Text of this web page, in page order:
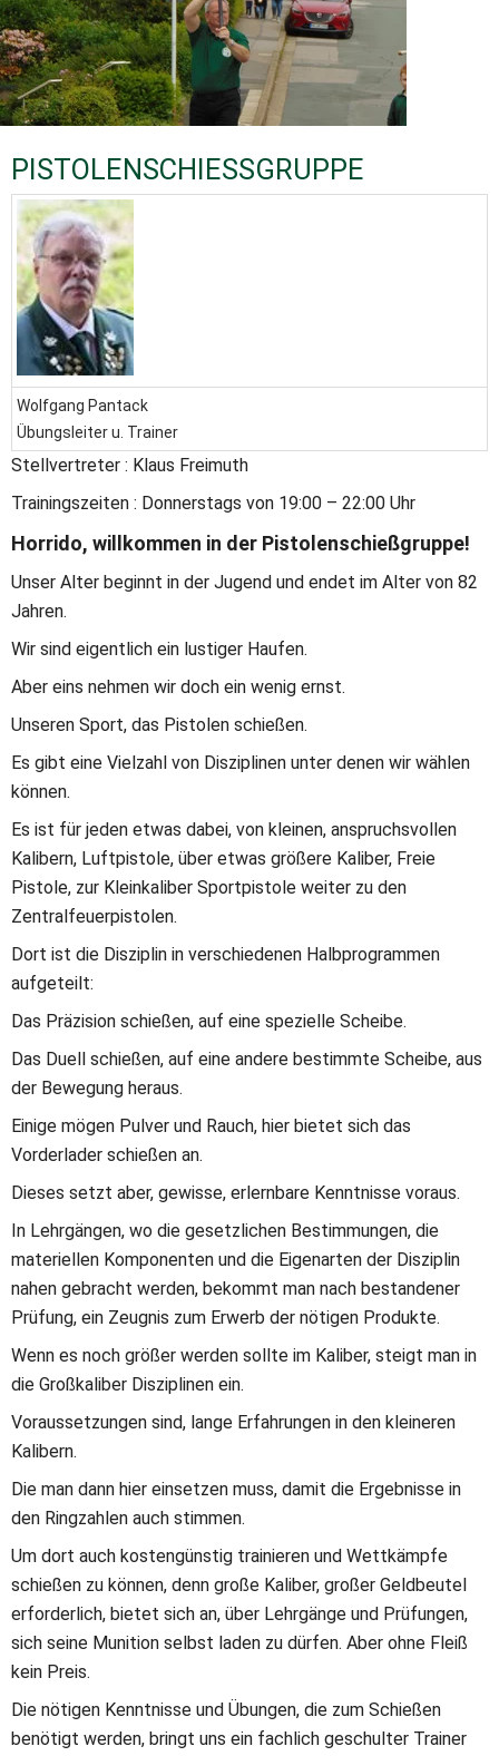
PISTOLENSCHIESSGRUPPE​​
Wolfgang Pantack
Übungsleiter u. Trainer
Stellvertreter : Klaus Freimuth
Trainingszeiten : Donnerstags von 19:00 – 22:00 Uhr
Horrido, willkommen in der Pistolenschießgruppe!
Unser Alter beginnt in der Jugend und endet im Alter von 82
Jahren.
Wir sind eigentlich ein lustiger Haufen.
Aber eins nehmen wir doch ein wenig ernst.
Unseren Sport, das Pistolen schießen.
Es gibt eine Vielzahl von Disziplinen unter denen wir wählen
können.
Es ist für jeden etwas dabei, von kleinen, anspruchsvollen
Kalibern, Luftpistole, über etwas größere Kaliber, Freie
Pistole, zur Kleinkaliber Sportpistole weiter zu den
Zentralfeuerpistolen.
Dort ist die Disziplin in verschiedenen Halbprogrammen
aufgeteilt:
Das Präzision schießen, auf eine spezielle Scheibe.
Das Duell schießen, auf eine andere bestimmte Scheibe, aus
der Bewegung heraus.
Einige mögen Pulver und Rauch, hier bietet sich das
Vorderlader schießen an.
Dieses setzt aber, gewisse, erlernbare Kenntnisse voraus.
In Lehrgängen, wo die gesetzlichen Bestimmungen, die
materiellen Komponenten und die Eigenarten der Disziplin
nahen gebracht werden, bekommt man nach bestandener
Prüfung, ein Zeugnis zum Erwerb der nötigen Produkte.
Wenn es noch größer werden sollte im Kaliber, steigt man in
die Großkaliber Disziplinen ein.
Voraussetzungen sind, lange Erfahrungen in den kleineren
Kalibern.
Die man dann hier einsetzen muss, damit die Ergebnisse in
den Ringzahlen auch stimmen.
Um dort auch kostengünstig trainieren und Wettkämpfe
schießen zu können, denn große Kaliber, großer Geldbeutel
erforderlich, bietet sich an, über Lehrgänge und Prüfungen,
sich seine Munition selbst laden zu dürfen. Aber ohne Fleiß
kein Preis.
Die nötigen Kenntnisse und Übungen, die zum Schießen
benötigt werden, bringt uns ein fachlich geschulter Trainer